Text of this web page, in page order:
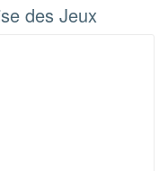
des Jeux